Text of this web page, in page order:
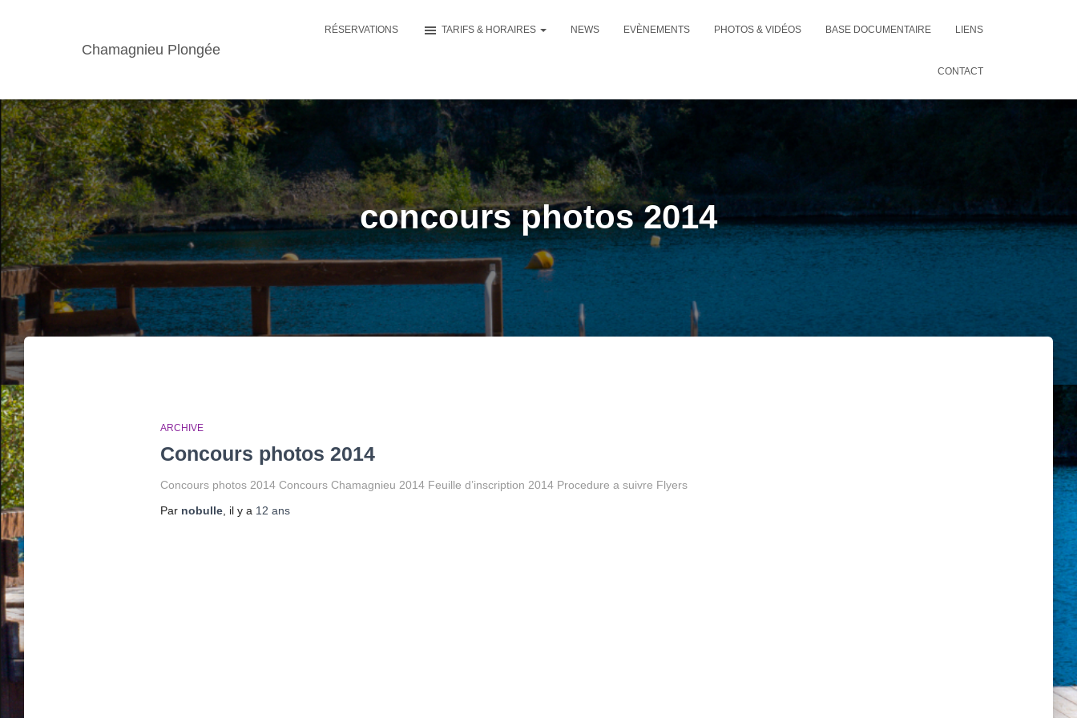
Chamagnieu Plongée
RÉSERVATIONS TARIFS & HORAIRES NEWS EVÈNEMENTS PHOTOS & VIDÉOS BASE DOCUMENTAIRE LIENS
CONTACT
concours photos 2014
ARCHIVE
Concours photos 2014
Concours photos 2014 Concours Chamagnieu 2014 Feuille d’inscription 2014 Procedure a suivre Flyers
Par nobulle, il y a 12 ans